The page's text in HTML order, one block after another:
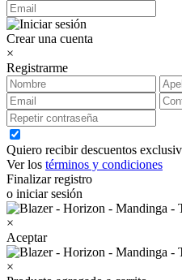
Crear una cuenta
×
Registrarme
Quiero recibir descuentos
Ver los términos y condiciones
Finalizar registro
o iniciar sesión
×
Aceptar
×